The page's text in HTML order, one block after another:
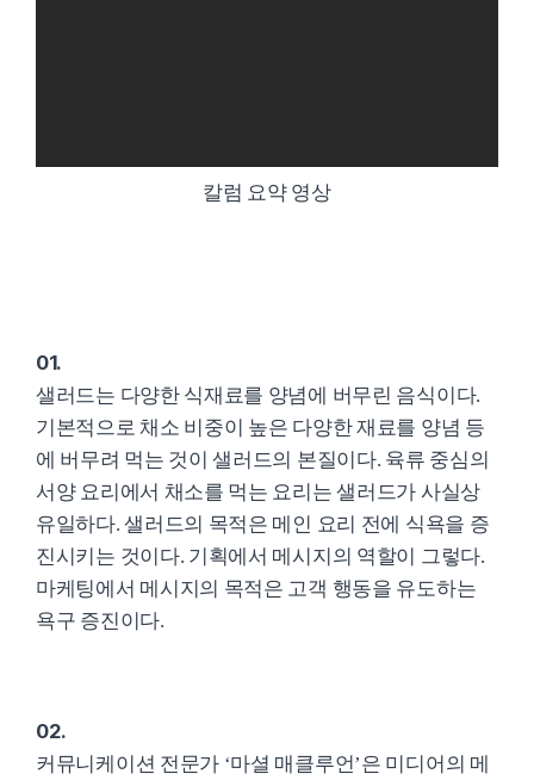
칼럼 요약 영상
01.
샐러드는 다양한 식재료를 양념에 버무린 음식이다.
기본적으로 채소 비중이 높은 다양한 재료를 양념 등
에 버무려 먹는 것이 샐러드의 본질이다. 육류 중심의
서양 요리에서 채소를 먹는 요리는 샐러드가 사실상
유일하다. 샐러드의 목적은 메인 요리 전에 식욕을 증
진시키는 것이다. 기획에서 메시지의 역할이 그렇다.
마케팅에서 메시지의 목적은 고객 행동을 유도하는
욕구 증진이다.
02.
커뮤니케이션 전문가 ‘마셜 매클루언’은 미디어의 메